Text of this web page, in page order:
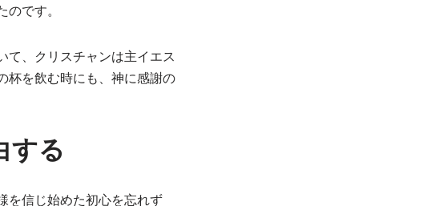
です。
て、クリスチャンは主イエス
杯を飲む時にも、神に感謝の
する
を信じ始めた初心を忘れず